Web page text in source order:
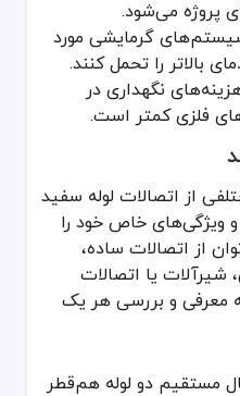
سفید، اتصالات ترکیبی هستند
بالا
فلزی
کنترل‌کننده جریان آب را بر
پروژه می‌شود.
گرمایشی مورد
بالاتر را تحمل کنند.
نگهداری در
فلزی کمتر است.
از اتصالات لوله سفید
و ویژگی‌های خاص خود را
از اتصالات ساده،
شیرآلات یا اتصالات
معرفی و بررسی هر یک
مستقیم دو لوله هم‌قطر